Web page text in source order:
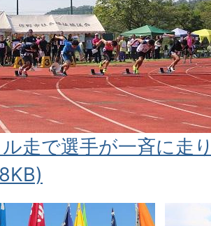
走で選手が一斉に走